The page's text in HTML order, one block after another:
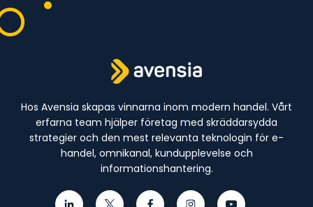
Hos Avensia skapas vinnarna inom modern handel. Vårt
erfarna team hjälper företag med skräddarsydda
strategier och den mest relevanta teknologin för e-
handel, omnikanal, kundupplevelse och
informationshantering.